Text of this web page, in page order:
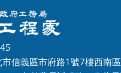
信義區市府路1號7樓西南區